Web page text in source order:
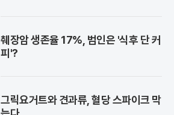
췌장암 생존율 17%, 범인은 '식후 단 커
피'?
그릭요거트와 견과류, 혈당 스파이크 막